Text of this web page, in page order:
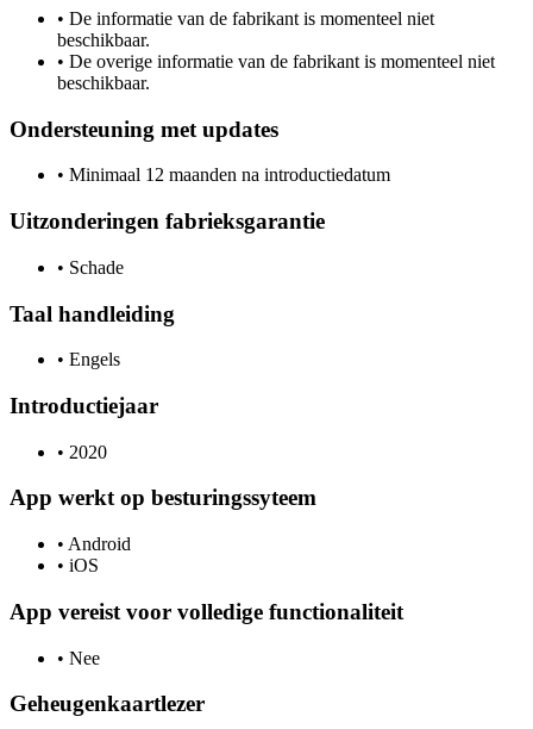
• De informatie van de fabrikant is momenteel niet
beschikbaar.
• De overige informatie van de fabrikant is momenteel niet
beschikbaar.
Ondersteuning met updates
• Minimaal 12 maanden na introductiedatum
Uitzonderingen fabrieksgarantie
• Schade
Taal handleiding
• Engels
Introductiejaar
• 2020
App werkt op besturingssyteem
• Android
• iOS
App vereist voor volledige functionaliteit
• Nee
Geheugenkaartlezer